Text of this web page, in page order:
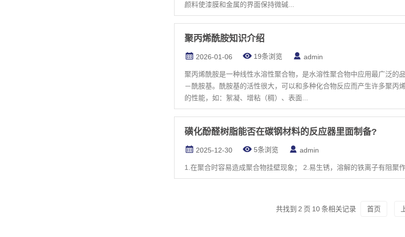
颜料使漆膜和金属的界面保持微碱...
聚丙烯酰胺知识介绍
2026-01-06 19条浏览 admin
聚丙烯酰胺是一种线性水溶性聚合物，是水溶性聚合物中应用最广泛
－酰胺基。酰胺基的活性很大，可以和多种化合物反应而产生许多聚
的性能，如：絮凝、增粘（稠）、表面...
磺化酚醛树脂能否在碳钢材料的反应器里面制备?
2025-12-30 5条浏览 admin
1.在聚合时容易造成聚合物挂壁现象； 2.易生锈，溶解的铁离子有阻聚
共找到 2 页 10条相关记录 首页